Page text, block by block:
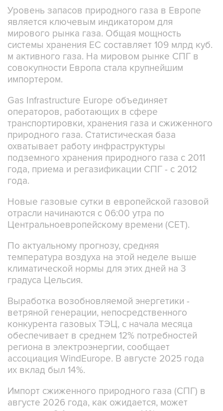
Уровень запасов природного газа в Европе
является ключевым индикатором для
мирового рынка газа. Общая мощность
системы хранения ЕС составляет 109 млрд куб.
м активного газа. На мировом рынке СПГ в
совокупности Европа стала крупнейшим
импортером.
Gas Infrastructure Europe объединяет
операторов, работающих в сфере
транспортировки, хранения газа и сжиженного
природного газа. Статистическая база
охватывает работу инфраструктуры
подземного хранения природного газа с 2011
года, приема и регазификации СПГ - с 2012
года.
Новые газовые сутки в европейской газовой
отрасли начинаются c 06:00 утра по
Центральноевропейскому времени (CET).
По актуальному прогнозу, средняя
температура воздуха на этой неделе выше
климатической нормы для этих дней на 3
градуса Цельсия.
Выработка возобновляемой энергетики -
ветряной генерации, непосредственного
конкурента газовых ТЭЦ, с начала месяца
обеспечивает в среднем 12% потребностей
региона в электроэнергии, сообщает
ассоциация WindEurope. В августе 2025 года
их вклад был 14%.
Импорт сжиженного природного газа (СПГ) в
августе 2026 года, как ожидается, может